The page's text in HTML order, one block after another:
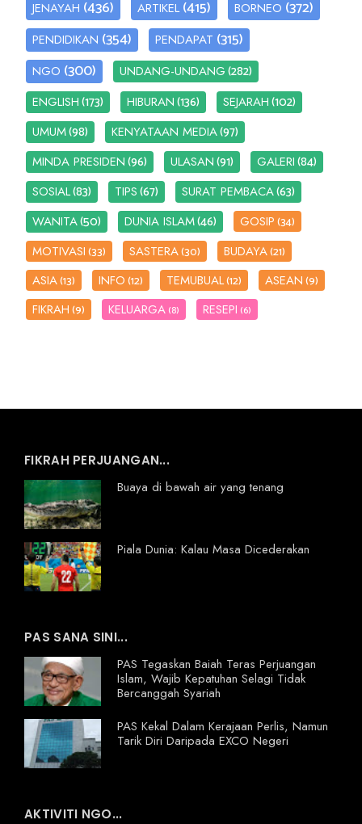
JENAYAH (436) ARTIKEL (415) BORNEO (372)
PENDIDIKAN (354) PENDAPAT (315)
NGO (300) UNDANG-UNDANG(282)
ENGLISH(173) HIBURAN(136) SEJARAH(102)
UMUM(98) KENYATAAN MEDIA(97)
MINDA PRESIDEN(96) ULASAN(91) GALERI(84)
SOSIAL(83) TIPS(67) SURAT PEMBACA(63)
WANITA(50) DUNIA ISLAM(46) GOSIP(34)
MOTIVASI(33) SASTERA(30) BUDAYA(21)
ASIA(13) INFO(12) TEMUBUAL(12) ASEAN(9)
FIKRAH(9) KELUARGA (8) RESEPI (6)
FIKRAH PERJUANGAN...
Buaya di bawah air yang tenang
Piala Dunia: Kalau Masa Dicederakan
PAS SANA SINI...
PAS Tegaskan Baiah Teras Perjuangan
Islam, Wajib Kepatuhan Selagi Tidak
Bercanggah Syariah
PAS Kekal Dalam Kerajaan Perlis, Namun
Tarik Diri Daripada EXCO Negeri
AKTIVITI NGO...